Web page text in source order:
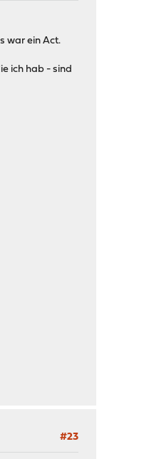
war ein Act.
ich hab - sind
#23